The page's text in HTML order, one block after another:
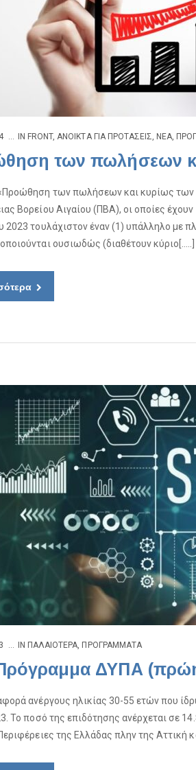
IN FRONT,ΑΝΟΙΚΤΆ ΓΙΑ ΠΡΟΤΆΣΕΙΣ, ΝΈΑ,
των πωλήσεων
των πωλήσεων και κυρίως των
Βορείου Αιγαίου (ΠΒΑ), οι οποίες
2023 τουλάχιστον έναν (1) υπάλληλο με
ουσιωδώς (διαθέτουν κύριο[…..]
IN ΠΑΛΑΙΌΤΕΡΑ, ΠΡΟΓΡΆΜΜΑΤΑ
ΔΥΠΑ
ανέργους ηλικίας 30-55 ετών που
Το ποσό της επιδότησης ανέρχεται σε
της Ελλάδας πλην της Αττική